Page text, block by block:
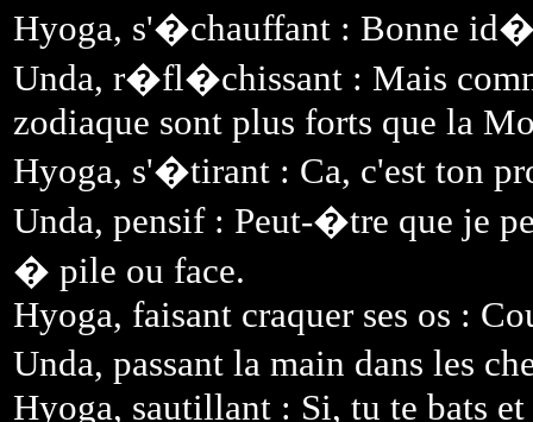
Hyoga, s'�chauffant : Bonne
Unda, r�fl�chissant : Mais
zodiaque sont plus forts que la
Hyoga, s'�tirant : Ca, c'est ton
Unda, pensif : Peut-�tre que je
� pile ou face.
Hyoga, faisant craquer ses os :
Unda, passant la main dans les
Hyoga, sautillant : Si, tu te bats